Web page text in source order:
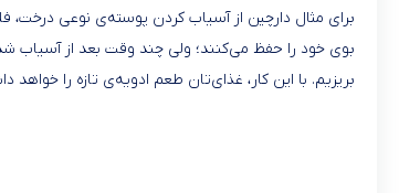
برای مثال دارچین از آسیاب کردن پوسته‌ی نوعی درخت،
بوی خود را حفظ می‌کنند؛ ولی چند وقت بعد از آسیاب
بریزیم. با این کار، غذای‌تان طعم ادویه‌ی تازه را